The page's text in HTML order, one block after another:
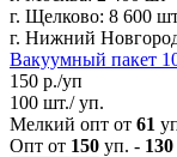
г. Щелково: 8 600
г. Нижний
Вакуумный пакет
150 р./уп
100 шт./ уп.
Мелкий опт от 61
Опт от 150 уп. -